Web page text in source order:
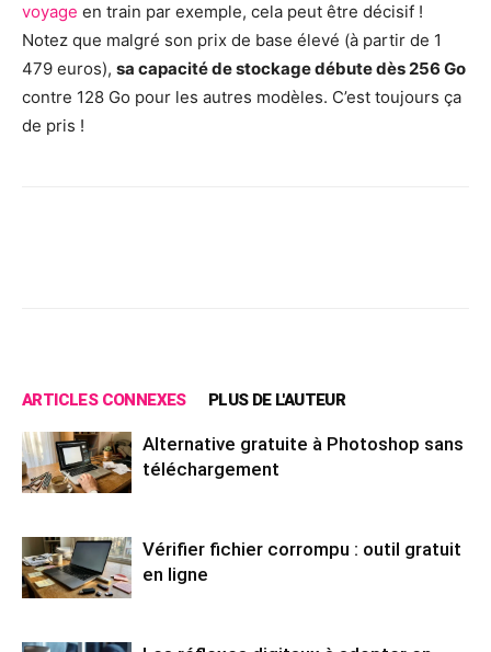
voyage en train par exemple, cela peut être décisif !
Notez que malgré son prix de base élevé (à partir de 1
479 euros), sa capacité de stockage débute dès 256 Go
contre 128 Go pour les autres modèles. C’est toujours ça
de pris !
ARTICLES CONNEXES PLUS DE L'AUTEUR
Alternative gratuite à Photoshop sans
téléchargement
Vérifier fichier corrompu : outil gratuit
en ligne